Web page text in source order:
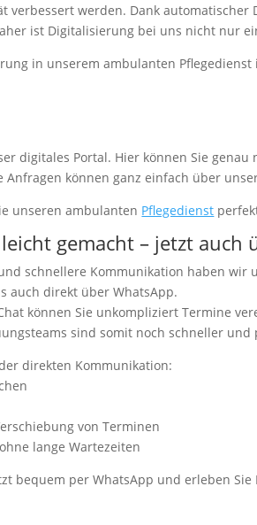
verbessert werden. Dank
ist Digitalisierung bei uns nicht nur
in unserem ambulanten
digitales Portal. Hier können Sie
Anfragen können ganz einfach über
unseren ambulanten Pflegedienst
gemacht – jetzt auch
schnellere Kommunikation haben wir
auch direkt über WhatsApp.
können Sie unkompliziert Termine
sind somit noch schneller
direkten Kommunikation:
von Terminen
lange Wartezeiten
bequem per WhatsApp und erleben